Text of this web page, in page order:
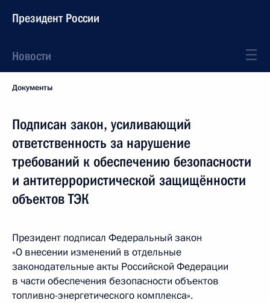
Президент России
Новости
Документы
Подписан закон, усиливающий
ответственность за нарушение
требований к обеспечению безопасности
и антитеррористической защищённости
объектов ТЭК
Президент подписал Федеральный закон
«О внесении изменений в отдельные
законодательные акты Российской Федерации
в части обеспечения безопасности объектов
топливно-энергетического комплекса».